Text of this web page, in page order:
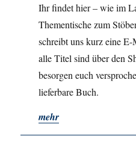
Ihr findet hier – wie im
Thementische zum
schreibt uns kurz eine
alle Titel sind über den
besorgen euch
lieferbare Buch.
mehr